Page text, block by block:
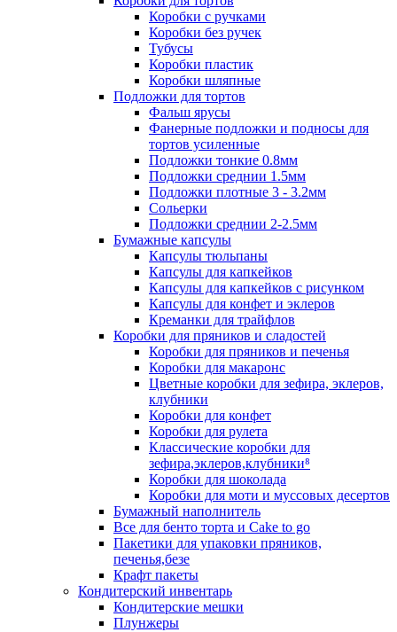
Коробки с ручками
Коробки без ручек
Тубусы
Коробки пластик
Коробки шляпные
Подложки для тортов
Фальш ярусы
Фанерные подложки и подносы для
тортов усиленные
Подложки тонкие 0.8мм
Подложки среднии 1.5мм
Подложки плотные 3 - 3.2мм
Сольерки
Подложки среднии 2-2.5мм
Бумажные капсулы
Капсулы тюльпаны
Капсулы для капкейков
Капсулы для капкейков с рисунком
Капсулы для конфет и эклеров
Креманки для трайфлов
Коробки для пряников и сладостей
Коробки для пряников и печенья
Коробки для макаронс
Цветные коробки для зефира, эклеров,
клубники
Коробки для конфет
Коробки для рулета
Классические коробки для
зефира,эклеров,клубники⁸
Коробки для шоколада
Коробки для моти и муссовых десертов
Бумажный наполнитель
Все для бенто торта и Cake to go
Пакетики для упаковки пряников,
печенья,безе
Крафт пакеты
Кондитерский инвентарь
Кондитерские мешки
Плунжеры